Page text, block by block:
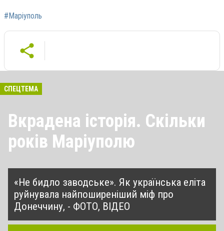
#Маріуполь
СПЕЦТЕМА
Вкрадена історія. Скільки
років Маріуполю
«Не бидло заводське». Як українська еліта
руйнувала найпоширеніший міф про
Донеччину, - ФОТО, ВІДЕО